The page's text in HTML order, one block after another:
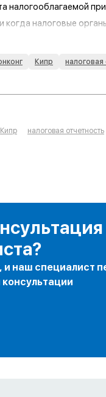
налогооблагаемой
когда налоговые
по налоговым
Кипр
Кипр налоговая отчетность
и наш специалист